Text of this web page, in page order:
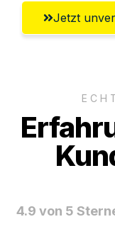
Jetzt
4.9 von 5